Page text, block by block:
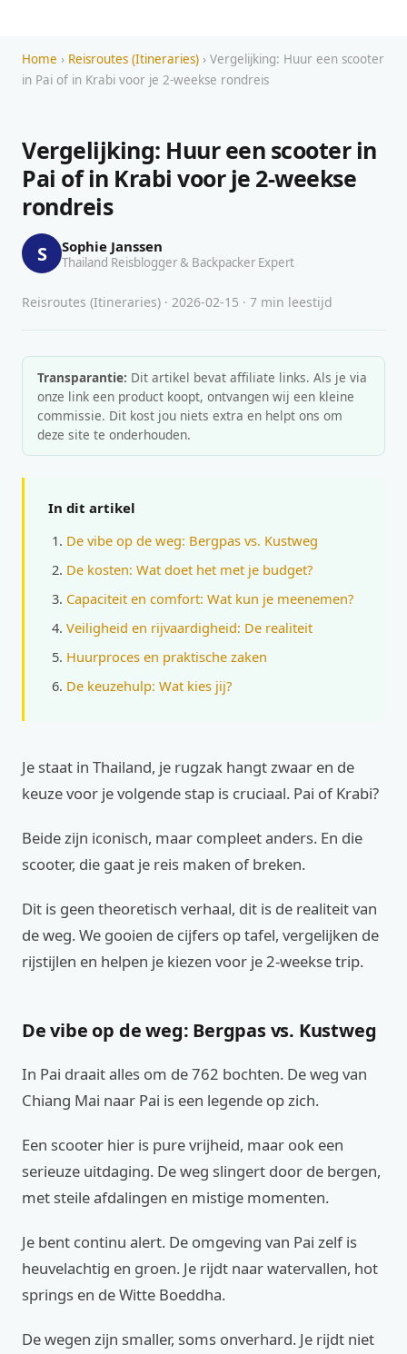
Home › Reisroutes (Itineraries) › Vergelijking: Huur een scooter
in Pai of in Krabi voor je 2-weekse rondreis
Vergelijking: Huur een scooter in
Pai of in Krabi voor je 2-weekse
rondreis
S Sophie Janssen
Thailand Reisblogger & Backpacker Expert
Reisroutes (Itineraries) · 2026-02-15 · 7 min leestijd
Transparantie: Dit artikel bevat affiliate links. Als je via
onze link een product koopt, ontvangen wij een kleine
commissie. Dit kost jou niets extra en helpt ons om
deze site te onderhouden.
In dit artikel
De vibe op de weg: Bergpas vs. Kustweg
De kosten: Wat doet het met je budget?
Capaciteit en comfort: Wat kun je meenemen?
Veiligheid en rijvaardigheid: De realiteit
Huurproces en praktische zaken
De keuzehulp: Wat kies jij?
Je staat in Thailand, je rugzak hangt zwaar en de
keuze voor je volgende stap is cruciaal. Pai of Krabi?
Beide zijn iconisch, maar compleet anders. En die
scooter, die gaat je reis maken of breken.
Dit is geen theoretisch verhaal, dit is de realiteit van
de weg. We gooien de cijfers op tafel, vergelijken de
rijstijlen en helpen je kiezen voor je 2-weekse trip.
De vibe op de weg: Bergpas vs. Kustweg
In Pai draait alles om de 762 bochten. De weg van
Chiang Mai naar Pai is een legende op zich.
Een scooter hier is pure vrijheid, maar ook een
serieuze uitdaging. De weg slingert door de bergen,
met steile afdalingen en mistige momenten.
Je bent continu alert. De omgeving van Pai zelf is
heuvelachtig en groen. Je rijdt naar watervallen, hot
springs en de Witte Boeddha.
De wegen zijn smaller, soms onverhard. Je rijdt niet